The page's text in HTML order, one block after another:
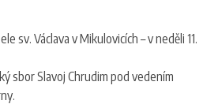
sv. Václava v Mikulovicích – v neděli 11.
sbor Slavoj Chrudim pod vedením